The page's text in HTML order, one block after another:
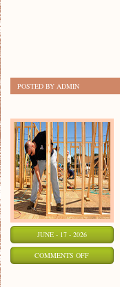
POSTED BY ADMIN
JUNE - 17 - 2026
COMMENTS OFFON